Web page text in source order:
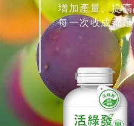
增加產量、提
每一次收成都